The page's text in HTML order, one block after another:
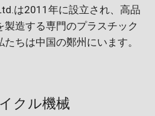
は2011年に設立され、高品
製造する専門のプラスチック
ちは中国の鄭州にいます。
クル機械